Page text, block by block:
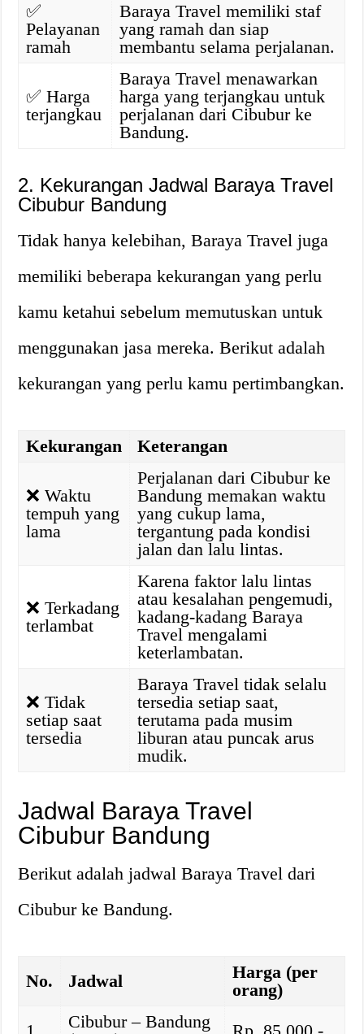
✅
Pelayanan
ramah
Baraya Travel memiliki staf
yang ramah dan siap
membantu selama perjalanan.
✅ Harga
terjangkau
Baraya Travel menawarkan
harga yang terjangkau untuk
perjalanan dari Cibubur ke
Bandung.
2. Kekurangan Jadwal Baraya Travel
Cibubur Bandung
Tidak hanya kelebihan, Baraya Travel juga
memiliki beberapa kekurangan yang perlu
kamu ketahui sebelum memutuskan untuk
menggunakan jasa mereka. Berikut adalah
kekurangan yang perlu kamu pertimbangkan.
Kekurangan Keterangan
❌ Waktu
tempuh yang
lama
Perjalanan dari Cibubur ke
Bandung memakan waktu
yang cukup lama,
tergantung pada kondisi
jalan dan lalu lintas.
❌ Terkadang
terlambat
Karena faktor lalu lintas
atau kesalahan pengemudi,
kadang-kadang Baraya
Travel mengalami
keterlambatan.
❌ Tidak
setiap saat
tersedia
Baraya Travel tidak selalu
tersedia setiap saat,
terutama pada musim
liburan atau puncak arus
mudik.
Jadwal Baraya Travel
Cibubur Bandung
Berikut adalah jadwal Baraya Travel dari
Cibubur ke Bandung.
No. Jadwal
Harga (per
orang)
Cibubur – Bandung